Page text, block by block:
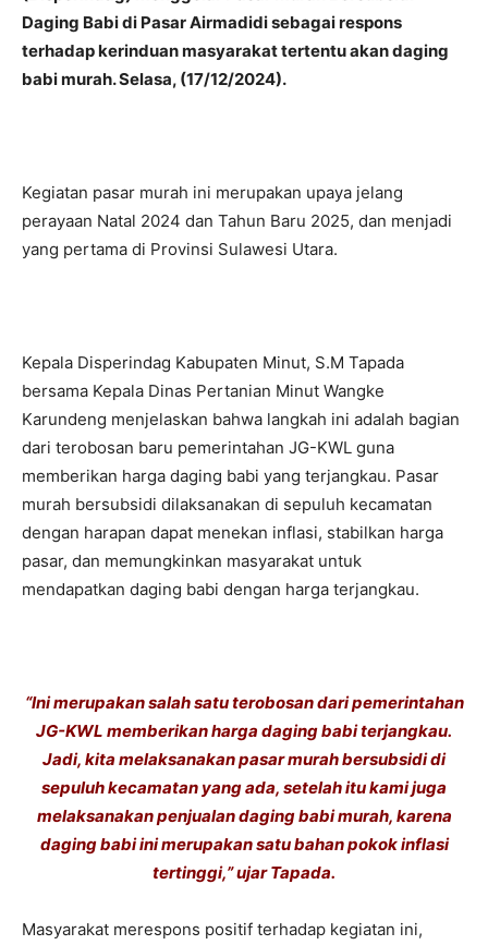
Daging Babi di Pasar Airmadidi sebagai respons
terhadap kerinduan masyarakat tertentu akan daging
babi murah. Selasa, (17/12/2024).
Kegiatan pasar murah ini merupakan upaya jelang
perayaan Natal 2024 dan Tahun Baru 2025, dan menjadi
yang pertama di Provinsi Sulawesi Utara.
Kepala Disperindag Kabupaten Minut, S.M Tapada
bersama Kepala Dinas Pertanian Minut Wangke
Karundeng menjelaskan bahwa langkah ini adalah bagian
dari terobosan baru pemerintahan JG-KWL guna
memberikan harga daging babi yang terjangkau. Pasar
murah bersubsidi dilaksanakan di sepuluh kecamatan
dengan harapan dapat menekan inflasi, stabilkan harga
pasar, dan memungkinkan masyarakat untuk
mendapatkan daging babi dengan harga terjangkau.
“Ini merupakan salah satu terobosan dari pemerintahan
JG-KWL memberikan harga daging babi terjangkau.
Jadi, kita melaksanakan pasar murah bersubsidi di
sepuluh kecamatan yang ada, setelah itu kami juga
melaksanakan penjualan daging babi murah, karena
daging babi ini merupakan satu bahan pokok inflasi
tertinggi,” ujar Tapada.
Masyarakat merespons positif terhadap kegiatan ini,